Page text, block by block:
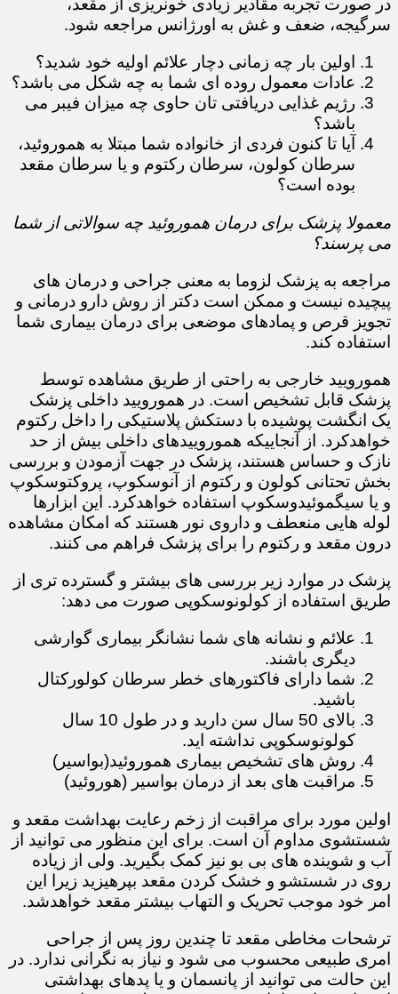
در صورت تجربه مقادیر زیادی خونریزی از مقعد،
سرگیجه، ضعف و غش به اورژانس مراجعه شود.
​​​​​​​​​​​​​​اولین بار چه زمانی دچار علائم اولیه خود شدید؟
عادات معمول روده ای شما به چه شکل می باشد؟
رژیم غذایی دریافتی تان حاوی چه میزان فیبر می
باشد؟
آیا تا کنون فردی از خانواده شما مبتلا به هموروئید،
سرطان کولون، سرطان رکتوم و یا سرطان مقعد
بوده است؟​​​​​​​
معمولا پزشک برای درمان هموروئید چه سوالاتی از شما
می پرسند؟
مراجعه به پزشک لزوما به معنی جراحی و درمان های
پیچیده نیست و ممکن است دکتر از روش دارو درمانی و
تجویز قرص و پمادهای موضعی برای درمان بیماری شما
استفاده کند.​​​​​​​
همورویید خارجی به راحتی از طریق مشاهده توسط
پزشک قابل تشخیص است. در همورویید داخلی پزشک
یک انگشت پوشیده با دستکش پلاستیکی را داخل رکتوم
خواهدکرد. از آنجاییکه هموروییدهای داخلی بیش از حد
نازک و حساس هستند، پزشک در جهت آزمودن و بررسی
بخش تحتانی کولون و رکتوم از آنوسکوپ، پروکتوسکوپ
و یا سیگموئیدوسکوپ استفاده خواهدکرد. این ابزارها
لوله هایی منعطف و داروی نور هستند که امکان مشاهده
درون مقعد و رکتوم را برای پزشک فراهم می کنند.
پزشک در موارد زیر بررسی های بیشتر و گسترده تری از
طریق استفاده از کولونوسکوپی صورت می دهد:
علائم و نشانه های شما نشانگر بیماری گوارشی
دیگری باشند.
شما دارای فاکتورهای خطر سرطان کولورکتال
باشید.
بالای 50 سال سن دارید و در طول 10 سال
کولونوسکوپی نداشته اید.​​​​​
روش های تشخیص بیماری هموروئید(بواسیر)
مراقبت های بعد از درمان بواسیر (هوروئید)
اولین مورد برای مراقبت از زخم رعایت بهداشت مقعد و
شستشوی مداوم آن است. برای این منظور می توانید از
آب و شوینده های بی بو نیز کمک بگیرید. ولی از زیاده
روی در شستشو و خشک کردن مقعد بپرهیزید زیرا این
امر خود موجب تحریک و التهاب بیشتر مقعد خواهدشد.
ترشحات مخاطی مقعد تا چندین روز پس از جراحی
امری طبیعی محسوب می شود و نیاز به نگرانی ندارد. در
این حالت می توانید از پانسمان و یا پدهای بهداشتی